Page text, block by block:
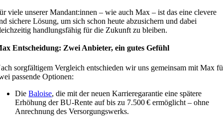
viele unserer Mandant:innen – wie auch Max – ist das eine clevere
sichere Lösung, um sich schon heute abzusichern und dabei
handlungsfähig für die Zukunft zu bleiben.
Entscheidung: Zwei Anbieter, ein gutes Gefühl
sorgfältigem Vergleich entschieden wir uns gemeinsam mit Max
passende Optionen:
DieBaloise, die mit der neuen Karrieregarantie eine spätere
Erhöhung der BU-Rente auf bis zu 7.500 € ermöglicht – ohne
Anrechnung des Versorgungswerks.